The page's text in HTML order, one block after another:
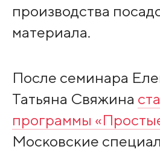
производства
материала.
После семинара
Татьяна Свяжина
программы
Московские